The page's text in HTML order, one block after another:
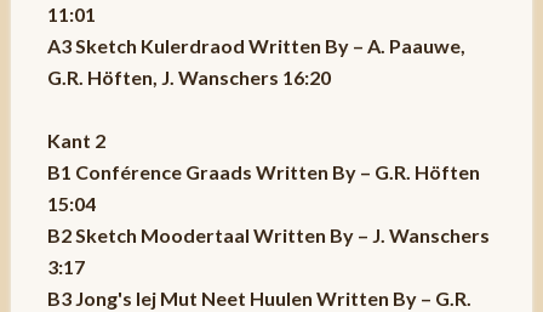
11:01
A3 Sketch Kulerdraod Written By – A. Paauwe,
G.R. Höften, J. Wanschers 16:20
Kant 2
B1 Conférence Graads Written By – G.R. Höften
15:04
B2 Sketch Moodertaal Written By – J. Wanschers
3:17
B3 Jong's Iej Mut Neet Huulen Written By – G.R.